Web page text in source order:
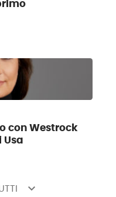
con Westrock
Usa
keyboard_arrow_down